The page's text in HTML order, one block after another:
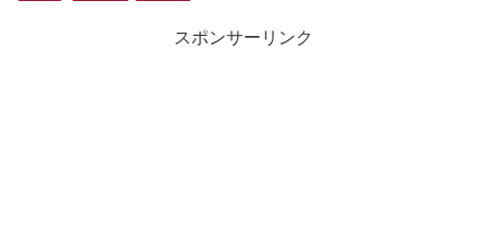
スポンサーリンク